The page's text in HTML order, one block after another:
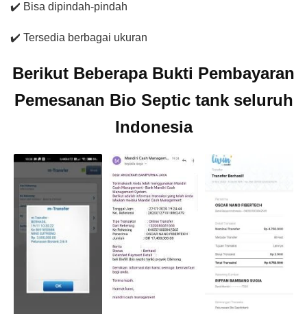
✔️ Bisa dipindah-pindah
✔️ Tersedia berbagai ukuran
Berikut Beberapa Bukti Pembayaran
Pemesanan Bio Septic tank seluruh
Indonesia